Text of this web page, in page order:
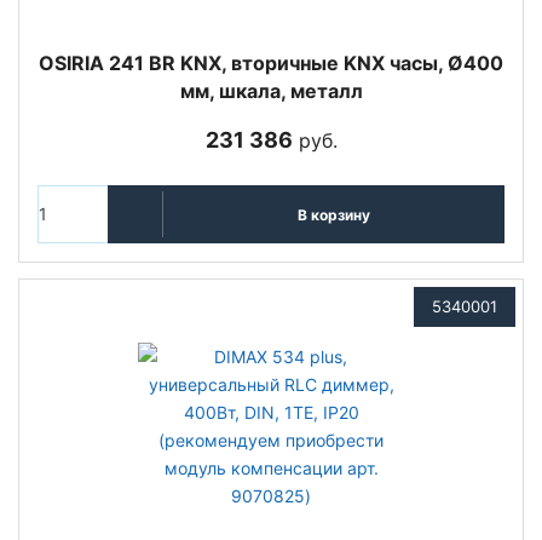
OSIRIA 241 BR KNX, вторичные KNX часы, Ø400
мм, шкала, металл
231 386 руб.
В корзину
5340001